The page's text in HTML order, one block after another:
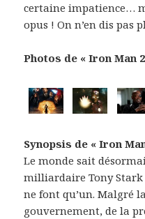
certaine impatience…
opus ! On n’en dis pas
Photos de « Iron Man
Synopsis de « Iron
Le monde sait
milliardaire Tony
ne font qu’un. Malgré
gouvernement, de la